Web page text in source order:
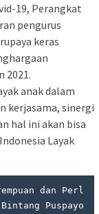
19, Perangkat
pengurus
keras
2021.
anak dalam
kerjasama, sinergi
hal ini akan bisa
Layak
dan Perl
Puspayo